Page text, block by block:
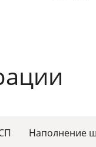
Наполнение